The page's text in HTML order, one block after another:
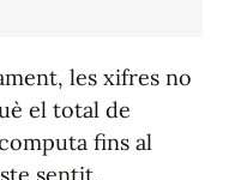
les xifres no
el total de
fins al